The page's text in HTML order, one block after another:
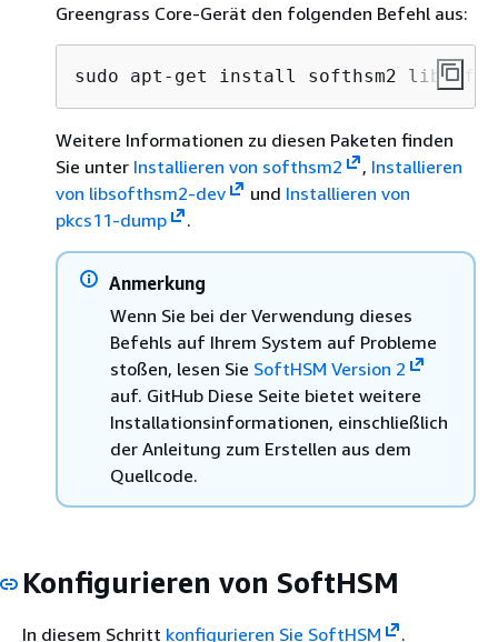
Greengrass Core-Gerät den folgenden Befehl aus:
sudo apt-get install softhsm2
Weitere Informationen zu diesen Paketen finden
Sie unter Installieren von softhsm2 , Installieren
von libsofthsm2-dev
und Installieren von
pkcs11-dump
.
Anmerkung
Wenn Sie bei der Verwendung dieses
Befehls auf Ihrem System auf Probleme
stoßen, lesen Sie SoftHSM Version 2
auf. GitHub Diese Seite bietet weitere
Installationsinformationen, einschließlich
der Anleitung zum Erstellen aus dem
Quellcode.
Konfigurieren von SoftHSM
In diesem Schritt konfigurieren Sie SoftHSM .